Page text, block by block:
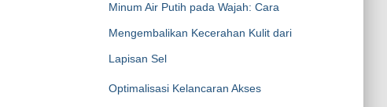
Minum Air Putih pada Wajah: Cara
Mengembalikan Kecerahan Kulit dari
Lapisan Sel
Optimalisasi Kelancaran Akses